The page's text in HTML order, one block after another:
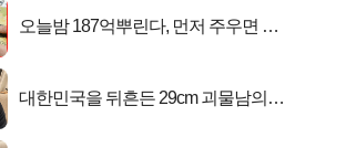
오늘밤 187억뿌린다, 먼저 주우면 최
대한민국을 뒤흔든 29cm 괴물남의